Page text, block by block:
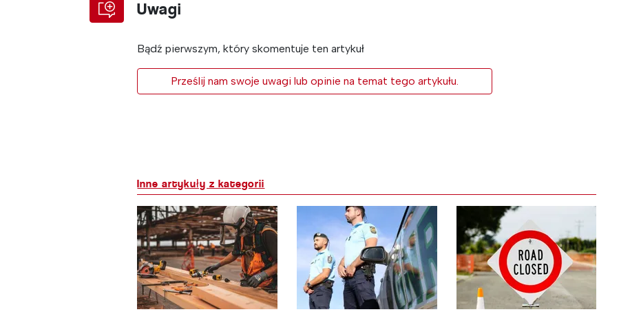
Uwagi
Bądź pierwszym, który skomentuje ten artykuł
Prześlij nam swoje uwagi lub opinie na temat tego artykułu.
Inne artykuły z kategorii